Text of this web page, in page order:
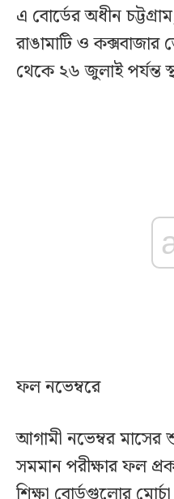
এ বোর্ডের অধীন
রাঙামাটি ও
থেকে ২৬ জুলাই পর্যন্ত
ফল নভেম্বরে
আগামী নভেম্বর
সমমান পরীক্ষার ফল